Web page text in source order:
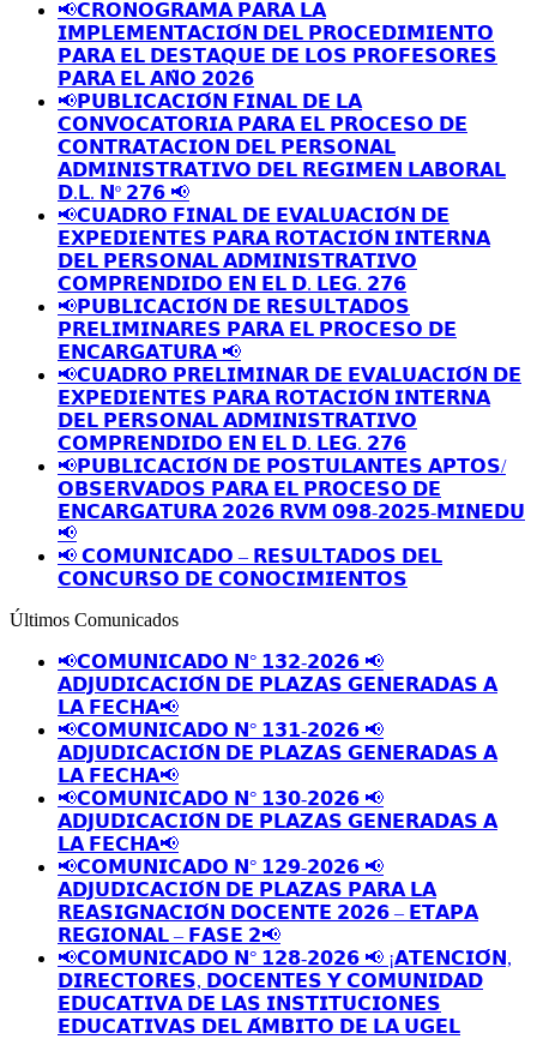
📢𝗖𝗥𝗢𝗡𝗢𝗚𝗥𝗔𝗠𝗔 𝗣𝗔𝗥𝗔 𝗟𝗔
𝗜𝗠𝗣𝗟𝗘𝗠𝗘𝗡𝗧𝗔𝗖𝗜𝗢́𝗡 𝗗𝗘𝗟 𝗣𝗥𝗢𝗖𝗘𝗗𝗜𝗠𝗜𝗘𝗡𝗧𝗢
𝗣𝗔𝗥𝗔 𝗘𝗟 𝗗𝗘𝗦𝗧𝗔𝗤𝗨𝗘 𝗗𝗘 𝗟𝗢𝗦 𝗣𝗥𝗢𝗙𝗘𝗦𝗢𝗥𝗘𝗦
𝗣𝗔𝗥𝗔 𝗘𝗟 𝗔𝗡̃𝗢 𝟮𝟬𝟮𝟲
📢𝗣𝗨𝗕𝗟𝗜𝗖𝗔𝗖𝗜𝗢́𝗡 𝗙𝗜𝗡𝗔𝗟 𝗗𝗘 𝗟𝗔
𝗖𝗢𝗡𝗩𝗢𝗖𝗔𝗧𝗢𝗥𝗜𝗔 𝗣𝗔𝗥𝗔 𝗘𝗟 𝗣𝗥𝗢𝗖𝗘𝗦𝗢 𝗗𝗘
𝗖𝗢𝗡𝗧𝗥𝗔𝗧𝗔𝗖𝗜𝗢𝗡 𝗗𝗘𝗟 𝗣𝗘𝗥𝗦𝗢𝗡𝗔𝗟
𝗔𝗗𝗠𝗜𝗡𝗜𝗦𝗧𝗥𝗔𝗧𝗜𝗩𝗢 𝗗𝗘𝗟 𝗥𝗘𝗚𝗜𝗠𝗘𝗡 𝗟𝗔𝗕𝗢𝗥𝗔𝗟
𝗗.𝗟. 𝗡º 𝟮𝟳𝟲 📢
📢𝗖𝗨𝗔𝗗𝗥𝗢 𝗙𝗜𝗡𝗔𝗟 𝗗𝗘 𝗘𝗩𝗔𝗟𝗨𝗔𝗖𝗜𝗢́𝗡 𝗗𝗘
𝗘𝗫𝗣𝗘𝗗𝗜𝗘𝗡𝗧𝗘𝗦 𝗣𝗔𝗥𝗔 𝗥𝗢𝗧𝗔𝗖𝗜𝗢́𝗡 𝗜𝗡𝗧𝗘𝗥𝗡𝗔
𝗗𝗘𝗟 𝗣𝗘𝗥𝗦𝗢𝗡𝗔𝗟 𝗔𝗗𝗠𝗜𝗡𝗜𝗦𝗧𝗥𝗔𝗧𝗜𝗩𝗢
𝗖𝗢𝗠𝗣𝗥𝗘𝗡𝗗𝗜𝗗𝗢 𝗘𝗡 𝗘𝗟 𝗗. 𝗟𝗘𝗚. 𝟮𝟳𝟲
📢𝗣𝗨𝗕𝗟𝗜𝗖𝗔𝗖𝗜𝗢́𝗡 𝗗𝗘 𝗥𝗘𝗦𝗨𝗟𝗧𝗔𝗗𝗢𝗦
𝗣𝗥𝗘𝗟𝗜𝗠𝗜𝗡𝗔𝗥𝗘𝗦 𝗣𝗔𝗥𝗔 𝗘𝗟 𝗣𝗥𝗢𝗖𝗘𝗦𝗢 𝗗𝗘
𝗘𝗡𝗖𝗔𝗥𝗚𝗔𝗧𝗨𝗥𝗔 📢
📢𝗖𝗨𝗔𝗗𝗥𝗢 𝗣𝗥𝗘𝗟𝗜𝗠𝗜𝗡𝗔𝗥 𝗗𝗘 𝗘𝗩𝗔𝗟𝗨𝗔𝗖𝗜𝗢́𝗡 𝗗𝗘
𝗘𝗫𝗣𝗘𝗗𝗜𝗘𝗡𝗧𝗘𝗦 𝗣𝗔𝗥𝗔 𝗥𝗢𝗧𝗔𝗖𝗜𝗢́𝗡 𝗜𝗡𝗧𝗘𝗥𝗡𝗔
𝗗𝗘𝗟 𝗣𝗘𝗥𝗦𝗢𝗡𝗔𝗟 𝗔𝗗𝗠𝗜𝗡𝗜𝗦𝗧𝗥𝗔𝗧𝗜𝗩𝗢
𝗖𝗢𝗠𝗣𝗥𝗘𝗡𝗗𝗜𝗗𝗢 𝗘𝗡 𝗘𝗟 𝗗. 𝗟𝗘𝗚. 𝟮𝟳𝟲
📢𝗣𝗨𝗕𝗟𝗜𝗖𝗔𝗖𝗜𝗢́𝗡 𝗗𝗘 𝗣𝗢𝗦𝗧𝗨𝗟𝗔𝗡𝗧𝗘𝗦 𝗔𝗣𝗧𝗢𝗦/
𝗢𝗕𝗦𝗘𝗥𝗩𝗔𝗗𝗢𝗦 𝗣𝗔𝗥𝗔 𝗘𝗟 𝗣𝗥𝗢𝗖𝗘𝗦𝗢 𝗗𝗘
𝗘𝗡𝗖𝗔𝗥𝗚𝗔𝗧𝗨𝗥𝗔 𝟮𝟬𝟮𝟲 𝗥𝗩𝗠 𝟬𝟵𝟴-𝟮𝟬𝟮𝟱-𝗠𝗜𝗡𝗘𝗗𝗨
📢
📢 𝗖𝗢𝗠𝗨𝗡𝗜𝗖𝗔𝗗𝗢 – 𝗥𝗘𝗦𝗨𝗟𝗧𝗔𝗗𝗢𝗦 𝗗𝗘𝗟
𝗖𝗢𝗡𝗖𝗨𝗥𝗦𝗢 𝗗𝗘 𝗖𝗢𝗡𝗢𝗖𝗜𝗠𝗜𝗘𝗡𝗧𝗢𝗦
Últimos Comunicados
📢𝗖𝗢𝗠𝗨𝗡𝗜𝗖𝗔𝗗𝗢 𝗡° 𝟭𝟯𝟮-𝟮𝟬𝟮𝟲 📢
𝗔𝗗𝗝𝗨𝗗𝗜𝗖𝗔𝗖𝗜𝗢́𝗡 𝗗𝗘 𝗣𝗟𝗔𝗭𝗔𝗦 𝗚𝗘𝗡𝗘𝗥𝗔𝗗𝗔𝗦 𝗔
𝗟𝗔 𝗙𝗘𝗖𝗛𝗔📢
📢𝗖𝗢𝗠𝗨𝗡𝗜𝗖𝗔𝗗𝗢 𝗡° 𝟭𝟯𝟭-𝟮𝟬𝟮𝟲 📢
𝗔𝗗𝗝𝗨𝗗𝗜𝗖𝗔𝗖𝗜𝗢́𝗡 𝗗𝗘 𝗣𝗟𝗔𝗭𝗔𝗦 𝗚𝗘𝗡𝗘𝗥𝗔𝗗𝗔𝗦 𝗔
𝗟𝗔 𝗙𝗘𝗖𝗛𝗔📢
📢𝗖𝗢𝗠𝗨𝗡𝗜𝗖𝗔𝗗𝗢 𝗡° 𝟭𝟯𝟬-𝟮𝟬𝟮𝟲 📢
𝗔𝗗𝗝𝗨𝗗𝗜𝗖𝗔𝗖𝗜𝗢́𝗡 𝗗𝗘 𝗣𝗟𝗔𝗭𝗔𝗦 𝗚𝗘𝗡𝗘𝗥𝗔𝗗𝗔𝗦 𝗔
𝗟𝗔 𝗙𝗘𝗖𝗛𝗔📢
📢𝗖𝗢𝗠𝗨𝗡𝗜𝗖𝗔𝗗𝗢 𝗡° 𝟭𝟮𝟵-𝟮𝟬𝟮𝟲 📢
𝗔𝗗𝗝𝗨𝗗𝗜𝗖𝗔𝗖𝗜𝗢́𝗡 𝗗𝗘 𝗣𝗟𝗔𝗭𝗔𝗦 𝗣𝗔𝗥𝗔 𝗟𝗔
𝗥𝗘𝗔𝗦𝗜𝗚𝗡𝗔𝗖𝗜𝗢́𝗡 𝗗𝗢𝗖𝗘𝗡𝗧𝗘 𝟮𝟬𝟮𝟲 – 𝗘𝗧𝗔𝗣𝗔
𝗥𝗘𝗚𝗜𝗢𝗡𝗔𝗟 – 𝗙𝗔𝗦𝗘 𝟮📢
📢𝗖𝗢𝗠𝗨𝗡𝗜𝗖𝗔𝗗𝗢 𝗡° 𝟭𝟮𝟴-𝟮𝟬𝟮𝟲 📢 ¡𝗔𝗧𝗘𝗡𝗖𝗜𝗢́𝗡,
𝗗𝗜𝗥𝗘𝗖𝗧𝗢𝗥𝗘𝗦, 𝗗𝗢𝗖𝗘𝗡𝗧𝗘𝗦 𝗬 𝗖𝗢𝗠𝗨𝗡𝗜𝗗𝗔𝗗
𝗘𝗗𝗨𝗖𝗔𝗧𝗜𝗩𝗔 𝗗𝗘 𝗟𝗔𝗦 𝗜𝗡𝗦𝗧𝗜𝗧𝗨𝗖𝗜𝗢𝗡𝗘𝗦
𝗘𝗗𝗨𝗖𝗔𝗧𝗜𝗩𝗔𝗦 𝗗𝗘𝗟 𝗔́𝗠𝗕𝗜𝗧𝗢 𝗗𝗘 𝗟𝗔 𝗨𝗚𝗘𝗟